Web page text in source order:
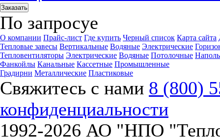
Заказать
По запросуе
О компании Прайс-лист Где купить Черный список Карта сайта
Тепловые завесы Вертикальные Водяные Электрические
Тепловентиляторы Электрические Водяные Потолочные
Фанкойлы Канальные Кассетные Промышленные
Градирни Металлические Пластиковые
Свяжитесь с нами 8 (800)
конфиденциальности
1992-2026 АО "НПО